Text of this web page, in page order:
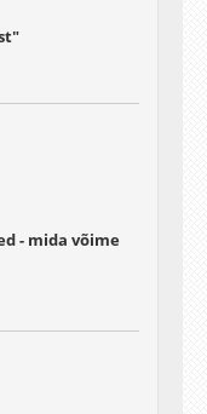
- mida võime